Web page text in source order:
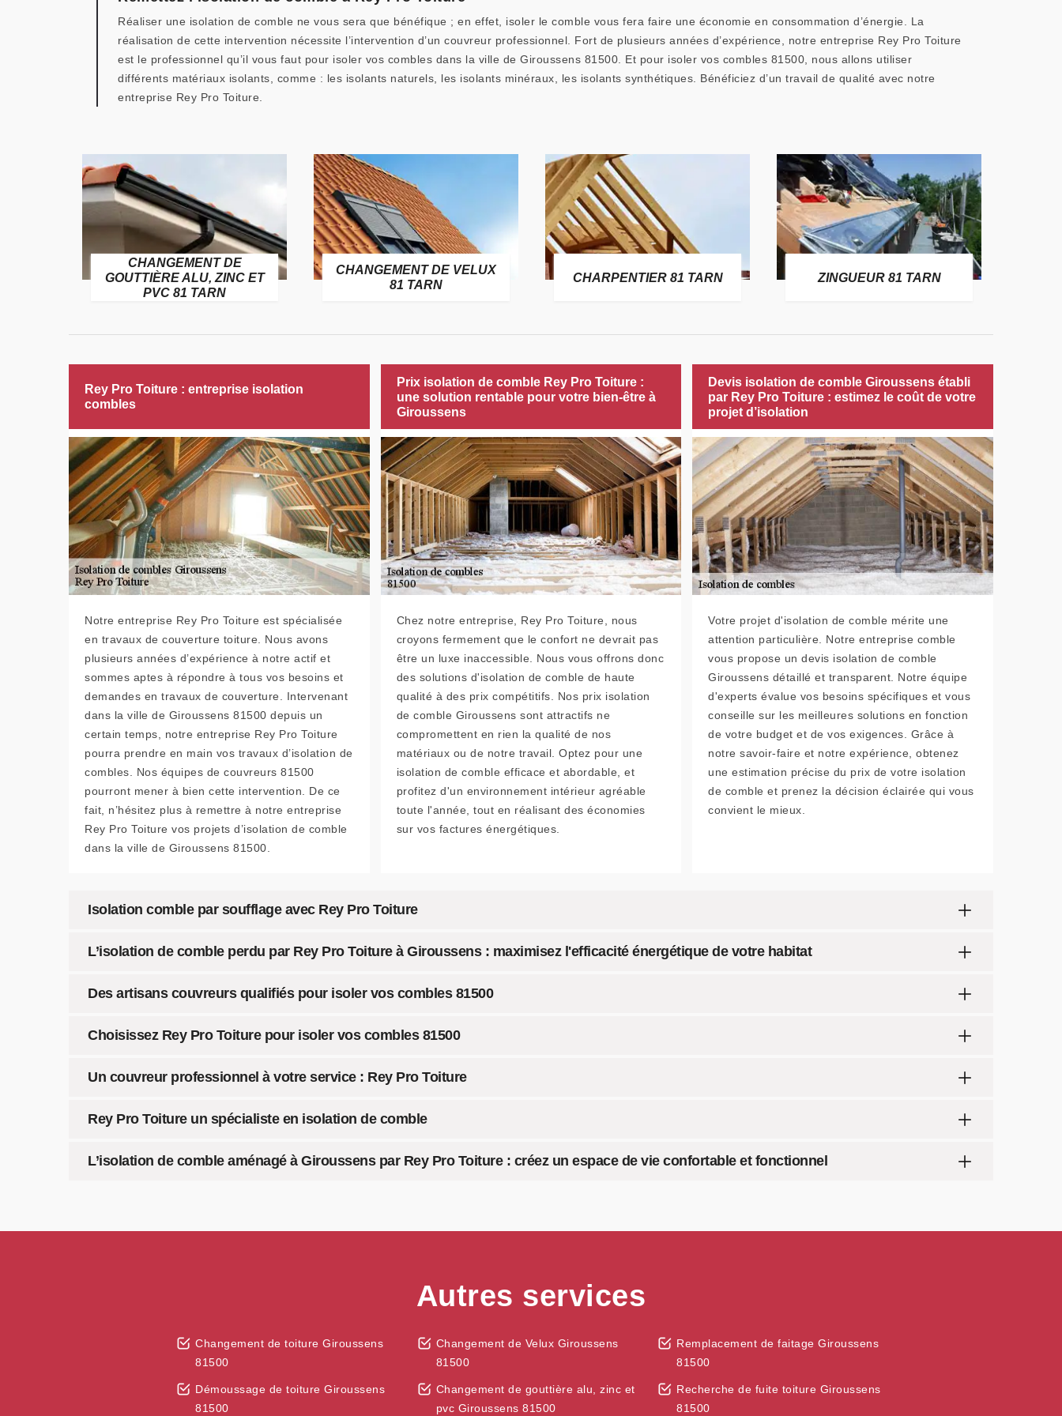
Réaliser une isolation de comble ne vous sera que bénéfique ; en effet, isoler le comble vous fera faire une économie en consommation d’énergie. La
réalisation de cette intervention nécessite l’intervention d’un couvreur professionnel. Fort de plusieurs années d’expérience, notre entreprise Rey Pro Toiture
est le professionnel qu’il vous faut pour isoler vos combles dans la ville de Giroussens 81500. Et pour isoler vos combles 81500, nous allons utiliser
différents matériaux isolants, comme : les isolants naturels, les isolants minéraux, les isolants synthétiques. Bénéficiez d’un travail de qualité avec notre
entreprise Rey Pro Toiture.
CHANGEMENT DE
GOUTTIÈRE ALU, ZINC ET
PVC 81 TARN
CHANGEMENT DE VELUX
81 TARN
CHARPENTIER 81 TARN ZINGUEUR 81 TARN
Rey Pro Toiture : entreprise isolation
combles
Notre entreprise Rey Pro Toiture est spécialisée
en travaux de couverture toiture. Nous avons
plusieurs années d’expérience à notre actif et
sommes aptes à répondre à tous vos besoins et
demandes en travaux de couverture. Intervenant
dans la ville de Giroussens 81500 depuis un
certain temps, notre entreprise Rey Pro Toiture
pourra prendre en main vos travaux d’isolation de
combles. Nos équipes de couvreurs 81500
pourront mener à bien cette intervention. De ce
fait, n’hésitez plus à remettre à notre entreprise
Rey Pro Toiture vos projets d’isolation de comble
dans la ville de Giroussens 81500.
Prix isolation de comble Rey Pro Toiture :
une solution rentable pour votre bien-être à
Giroussens
Chez notre entreprise, Rey Pro Toiture, nous
croyons fermement que le confort ne devrait pas
être un luxe inaccessible. Nous vous offrons donc
des solutions d'isolation de comble de haute
qualité à des prix compétitifs. Nos prix isolation
de comble Giroussens sont attractifs ne
compromettent en rien la qualité de nos
matériaux ou de notre travail. Optez pour une
isolation de comble efficace et abordable, et
profitez d'un environnement intérieur agréable
toute l'année, tout en réalisant des économies
sur vos factures énergétiques.
Devis isolation de comble Giroussens établi
par Rey Pro Toiture : estimez le coût de votre
projet d’isolation
Votre projet d'isolation de comble mérite une
attention particulière. Notre entreprise comble
vous propose un devis isolation de comble
Giroussens détaillé et transparent. Notre équipe
d'experts évalue vos besoins spécifiques et vous
conseille sur les meilleures solutions en fonction
de votre budget et de vos exigences. Grâce à
notre savoir-faire et notre expérience, obtenez
une estimation précise du prix de votre isolation
de comble et prenez la décision éclairée qui vous
convient le mieux.
Isolation comble par soufflage avec Rey Pro Toiture
L’isolation de comble perdu par Rey Pro Toiture à Giroussens : maximisez l'efficacité énergétique de votre habitat
Des artisans couvreurs qualifiés pour isoler vos combles 81500
Choisissez Rey Pro Toiture pour isoler vos combles 81500
Un couvreur professionnel à votre service : Rey Pro Toiture
Rey Pro Toiture un spécialiste en isolation de comble
L’isolation de comble aménagé à Giroussens par Rey Pro Toiture : créez un espace de vie confortable et fonctionnel
Autres services
Changement de toiture Giroussens
81500
Démoussage de toiture Giroussens
81500
Changement de Velux Giroussens
81500
Changement de gouttière alu, zinc et
pvc Giroussens 81500
Remplacement de faitage Giroussens
81500
Recherche de fuite toiture Giroussens
81500